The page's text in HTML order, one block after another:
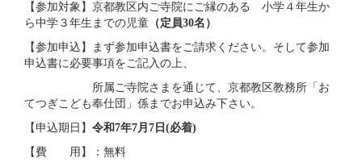
【参加対象】京都教区内ご寺院にご縁のある 小学４年生か
ら中学３年生までの児童 （定員30名）
【参加申込】まず参加申込書をご請求ください。そして参加
申込書に必要事項をご記入の上、
所属ご寺院さまを通じて、京都教区教務所「お
てつぎこども奉仕団」係までお申込み下さい。
【申込期日】 令和7年7月7日(必着)
【費 用】：無料